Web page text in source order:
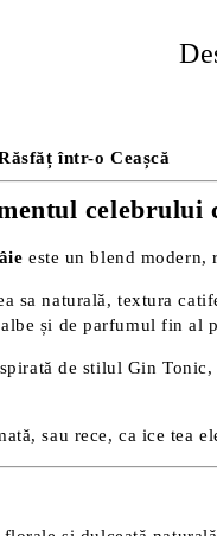
într-o Ceașcă
celebrului
este un blend modern,
sa naturală, textura
și de parfumul fin al
de stilul Gin
sau rece, ca ice tea